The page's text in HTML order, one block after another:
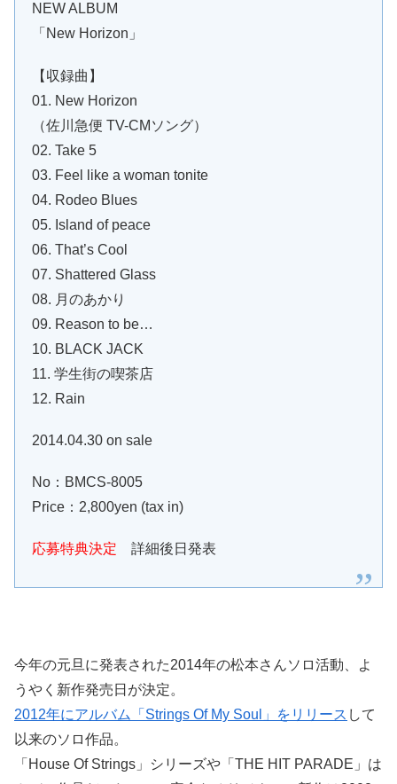
NEW ALBUM
「New Horizon」
【収録曲】
01. New Horizon
（佐川急便 TV-CMソング）
02. Take 5
03. Feel like a woman tonite
04. Rodeo Blues
05. Island of peace
06. That’s Cool
07. Shattered Glass
08. 月のあかり
09. Reason to be…
10. BLACK JACK
11. 学生街の喫茶店
12. Rain
2014.04.30 on sale
No：BMCS-8005
Price：2,800yen (tax in)
応募特典決定 詳細後日発表
今年の元旦に発表された2014年の松本さんソロ活動、よ
うやく新作発売日が決定。
2012年にアルバム「Strings Of My Soul」をリリース して
以来のソロ作品。
「House Of Strings」シリーズや「THE HIT PARADE」は